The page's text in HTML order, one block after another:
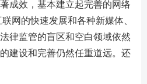
成效，基本建立起完善的网络
网的快速发展和各种新媒体、
律监管的盲区和空白领域依然
建设和完善仍然任重道远。还